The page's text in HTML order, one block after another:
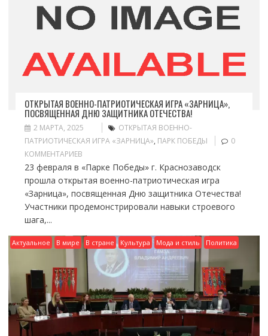
ОТКРЫТАЯ ВОЕННО-ПАТРИОТИЧЕСКАЯ ИГРА «ЗАРНИЦА»,
ПОСВЯЩЕННАЯ ДНЮ ЗАЩИТНИКА ОТЕЧЕСТВА!
2 МАРТА, 2025
ОТКРЫТАЯ ВОЕННО-
ПАТРИОТИЧЕСКАЯ ИГРА «ЗАРНИЦА», ПАРК ПОБЕДЫ
0
КОММЕНТАРИЕВ
23 февраля в «Парке Победы» г. Краснозаводск
прошла открытая военно-патриотическая игра
«Зарница», посвященная Дню защитника Отечества!
Участники продемонстрировали навыки строевого
шага,...
Актуальное В мире В стране Культура Мода и стиль Политика